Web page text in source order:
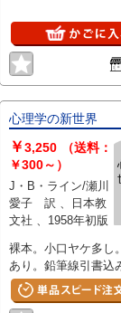
心理学の新世界
￥3,250
（送料：
￥300～）
J・B・ライン/瀬川
愛子 訳 、日本教
文社 、1958年初版
裸本。小口ヤケ多し
あり。鉛筆線引書込